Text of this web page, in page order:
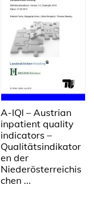
A-IQI – Austrian
inpatient quality
indicators –
Qualitätsindikator
en der
Niederösterreichis
chen ...